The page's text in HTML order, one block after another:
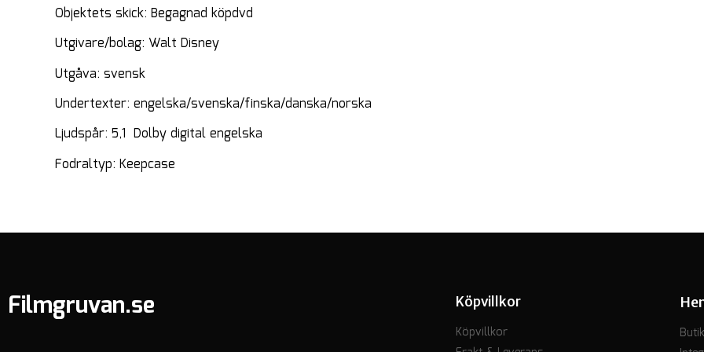
Objektets skick: Begagnad köpdvd
Utgivare/bolag: Walt Disney
Utgåva: svensk
Undertexter: engelska/svenska/finska/danska/norska
Ljudspår: 5,1 Dolby digital engelska
Fodraltyp: Keepcase
Filmgruvan.se
Köpvillkor
Köpvillkor
Butik